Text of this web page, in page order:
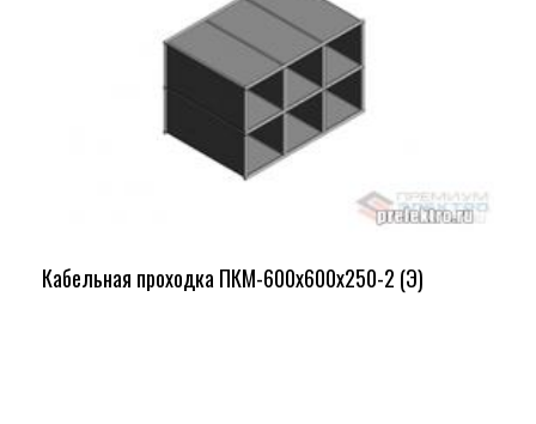
Кабельная проходка ПКМ-600х600х250-2 (Э)